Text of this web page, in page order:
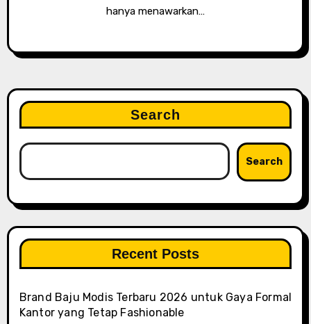
hanya menawarkan…
Search
Search
Recent Posts
Brand Baju Modis Terbaru 2026 untuk Gaya Formal
Kantor yang Tetap Fashionable